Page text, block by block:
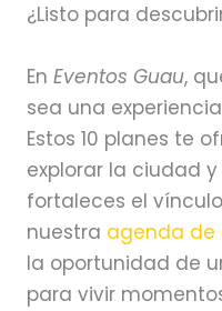
¿Listo para
En Eventos Guau,
sea una
Estos 10 planes te
explorar la ciudad
fortaleces el
nuestra agenda de
la oportunidad de
para vivir